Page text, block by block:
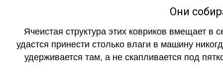
Они
Ячеистая структура этих ковриков вмещает в
удастся принести столько влаги в машину
удерживается там, а не скапливается под